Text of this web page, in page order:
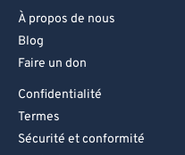
À propos de nous
Blog
Faire un don
Confidentialité
Termes
Sécurité et conformité